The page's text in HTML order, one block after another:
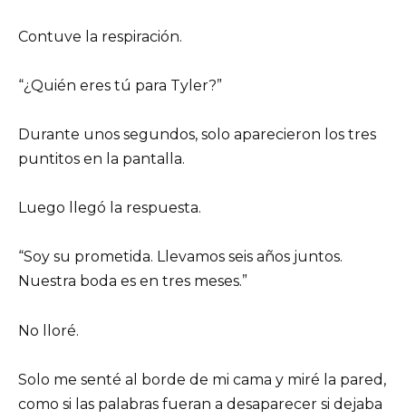
Contuve la respiración.
“¿Quién eres tú para Tyler?”
Durante unos segundos, solo aparecieron los tres
puntitos en la pantalla.
Luego llegó la respuesta.
“Soy su prometida. Llevamos seis años juntos.
Nuestra boda es en tres meses.”
No lloré.
Solo me senté al borde de mi cama y miré la pared,
como si las palabras fueran a desaparecer si dejaba